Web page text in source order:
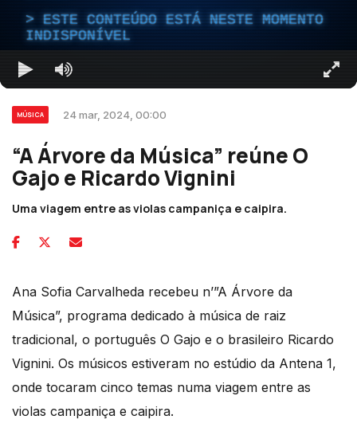
ESTE CONTEÚDO ESTÁ NESTE MOMENTO
INDISPONÍVEL
MÚSICA 24 mar, 2024, 00:00
“A Árvore da Música” reúne O
Gajo e Ricardo Vignini
Uma viagem entre as violas campaniça e caipira.
Ana Sofia Carvalheda recebeu n’”A Árvore da
Música”, programa dedicado à música de raiz
tradicional, o português O Gajo e o brasileiro Ricardo
Vignini. Os músicos estiveram no estúdio da Antena 1,
onde tocaram cinco temas numa viagem entre as
violas campaniça e caipira.